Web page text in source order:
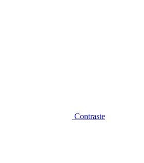
Contraste